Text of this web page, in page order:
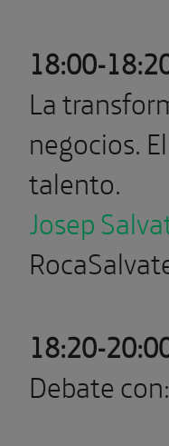
18:00-
La
negocios.
talento.
Josep
18:20-
Debate con: